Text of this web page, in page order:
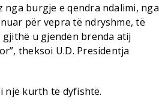
nga burgje e qendra ndalimi, nga
për vepra të ndryshme, të
u gjendën brenda atij
theksoi U.D. Presidentja
një kurth të dyfishtë.